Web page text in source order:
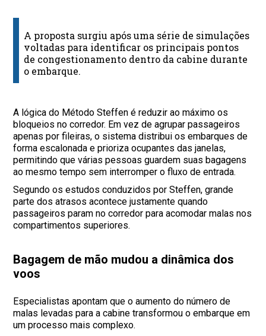
A proposta surgiu após uma série de simulações
voltadas para identificar os principais pontos
de congestionamento dentro da cabine durante
o embarque.
A lógica do Método Steffen é reduzir ao máximo os
bloqueios no corredor. Em vez de agrupar passageiros
apenas por fileiras, o sistema distribui os embarques de
forma escalonada e prioriza ocupantes das janelas,
permitindo que várias pessoas guardem suas bagagens
ao mesmo tempo sem interromper o fluxo de entrada.
Segundo os estudos conduzidos por Steffen, grande
parte dos atrasos acontece justamente quando
passageiros param no corredor para acomodar malas nos
compartimentos superiores.
Bagagem de mão mudou a dinâmica dos
voos
Especialistas apontam que o aumento do número de
malas levadas para a cabine transformou o embarque em
um processo mais complexo.